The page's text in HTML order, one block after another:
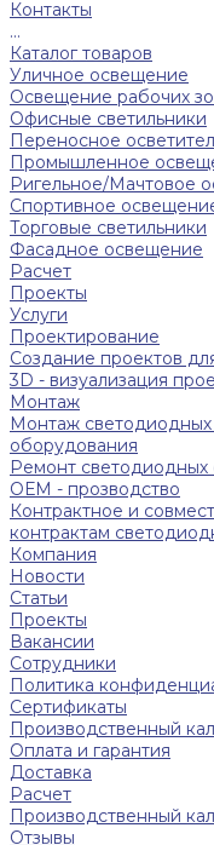
Контакты
...
Каталог товаров
Уличное освещение
Освещение рабочих
Офисные светильники
Переносное
Промышленное
Ригельное/Мачтовое
Спортивное
Торговые светильники
Фасадное освещение
Расчет
Проекты
Услуги
Проектирование
Создание проектов
3D - визуализация
Монтаж
Монтаж светодиодных
оборудования
Ремонт светодиодных
ОЕМ - прозводство
Контрактное и
контрактам
Компания
Новости
Статьи
Проекты
Вакансии
Сотрудники
Политика
Сертификаты
Производственный
Оплата и гарантия
Доставка
Расчет
Производственный
Отзывы